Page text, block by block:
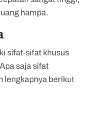
hampa.
sifat-sifat khusus
saja sifat
lengkapnya berikut